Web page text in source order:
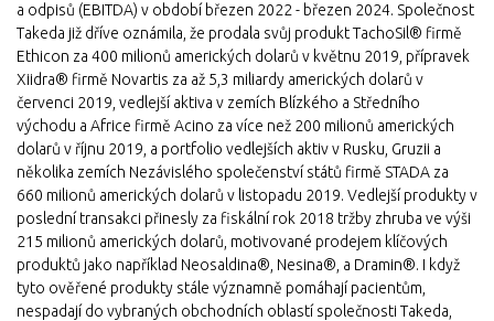
a odpisů (EBITDA) v období březen 2022 - březen 2024. Společnost
Takeda již dříve oznámila, že prodala svůj produkt TachoSil® firmě
Ethicon za 400 milionů amerických dolarů v květnu 2019, přípravek
Xiidra® firmě Novartis za až 5,3 miliardy amerických dolarů v
červenci 2019, vedlejší aktiva v zemích Blízkého a Středního
východu a Africe firmě Acino za více než 200 milionů amerických
dolarů v říjnu 2019, a portfolio vedlejších aktiv v Rusku, Gruzii a
několika zemích Nezávislého společenství států firmě STADA za
660 milionů amerických dolarů v listopadu 2019. Vedlejší produkty v
poslední transakci přinesly za fiskální rok 2018 tržby zhruba ve výši
215 milionů amerických dolarů, motivované prodejem klíčových
produktů jako například Neosaldina®, Nesina®, a Dramin®. I když
tyto ověřené produkty stále významně pomáhají pacientům,
nespadají do vybraných obchodních oblastí společnosti Takeda,